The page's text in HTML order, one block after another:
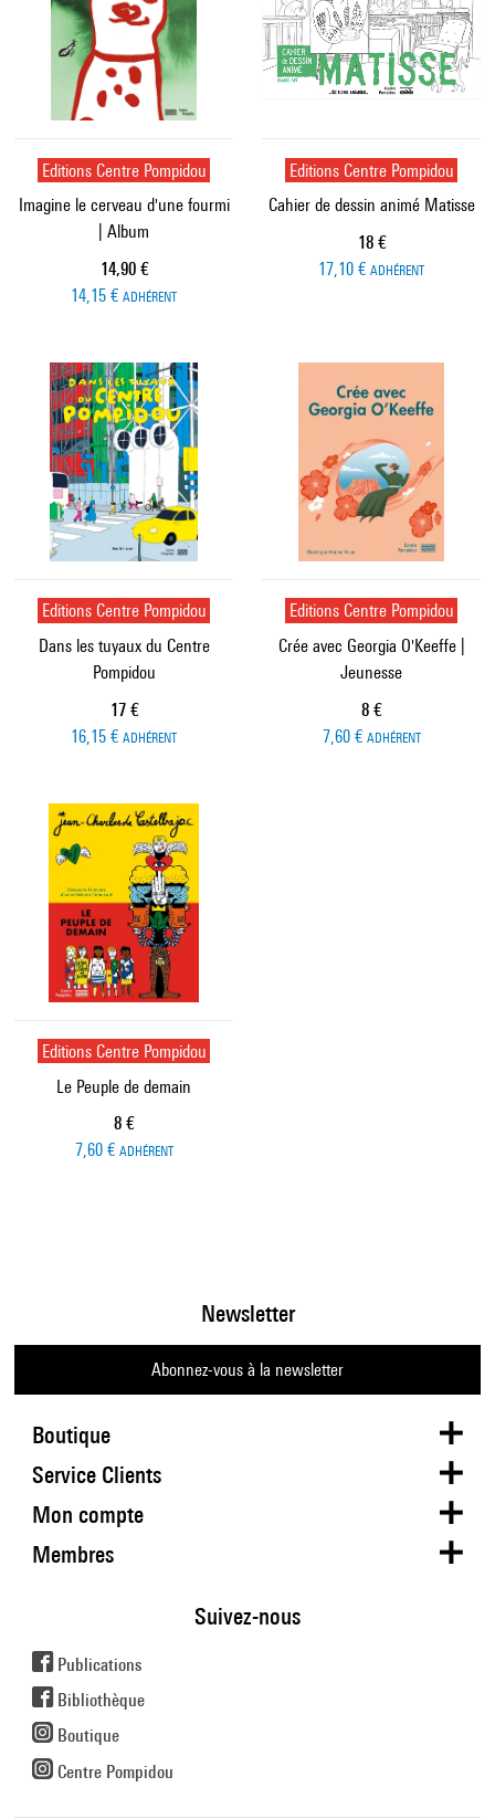
Editions Centre Pompidou
Imagine le cerveau d'une fourmi
| Album
Prix ​​actuel
14,90 €
14,15 € ADHÉRENT
Editions Centre Pompidou
Cahier de dessin animé Matisse
Prix ​​actuel
18 €
17,10 € ADHÉRENT
Editions Centre Pompidou
Dans les tuyaux du Centre
Pompidou
Prix ​​actuel
17 €
16,15 € ADHÉRENT
Editions Centre Pompidou
Crée avec Georgia O'Keeffe |
Jeunesse
Prix ​​actuel
8 €
7,60 € ADHÉRENT
Editions Centre Pompidou
Le Peuple de demain
Prix ​​actuel
8 €
7,60 € ADHÉRENT
Boutique
Newsletter
Abonnez-vous à la newsletter
Service Clients
Mon compte
Membres
Suivez-nous
Publications
Bibliothèque
Boutique
Centre Pompidou